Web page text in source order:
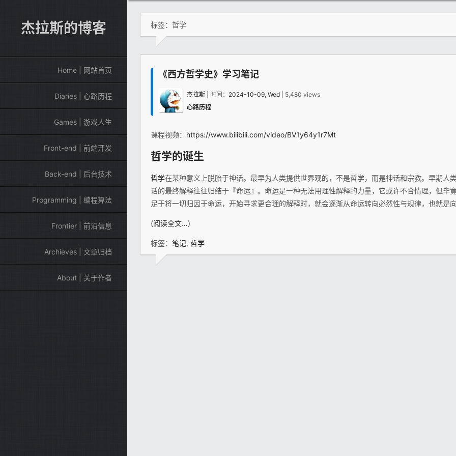
标签：哲学
《西方哲学史》学习笔记
杰拉斯 | 时间： 2024-10-09, Wed | 5,480 views
心路历程
课程视频： https://www.bilibili.com/video/BV1y64y1r7Mt
哲学的诞生
哲学在某种意义上脱胎于神话。最早为人类提供世界观的，不是哲学，而是神话和宗教。早期人
话的最终解释往往归结于『命运』。命运是一种无法用理性解释的力量，它或许不合情理，但毕
足于将一切归因于命运，开始寻求更合理的解释时，就会逐渐从命运转向必然性与规律，也就是
(阅读全文…)
标签： 笔记, 哲学
杰拉斯的博客
Home | 网站首页
Diaries | 心路历程
Games | 游戏人生
Front-end | 前端开发
Back-end | 后台技术
Programming | 编程算法
Frontier | 前沿信息
Archieves | 文章归档
About | 关于作者